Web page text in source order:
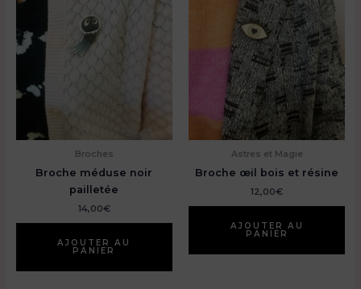
Broches
Broche méduse noir
pailletée
14,00€
AJOUTER AU
PANIER
Astres et Magie
Broche œil bois et résine
12,00€
AJOUTER AU
PANIER